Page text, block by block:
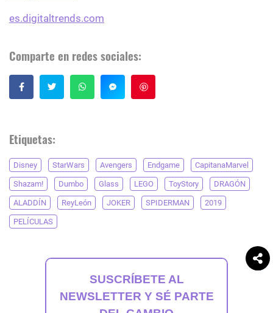
es.digitaltrends.com
Comparte en redes sociales:
Etiquetas:
Disney StarWars Avengers Endgame CapitanaMarvel
Shazam! Dumbo Glass LEGO ToyStory DRAGÓN
ALADDÍN ReyLeón JOKER SPIDERMAN 2019
PELÍCULAS
SUSCRÍBETE AL
NEWSLETTER Y SÉ PARTE